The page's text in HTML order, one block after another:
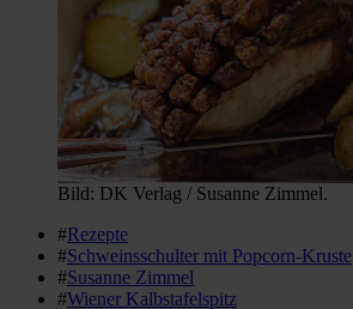
Bild: DK Verlag / Susanne Zimmel.
#Rezepte
#Schweinsschulter mit Popcorn-Kruste
#Susanne Zimmel
#Wiener Kalbstafelspitz